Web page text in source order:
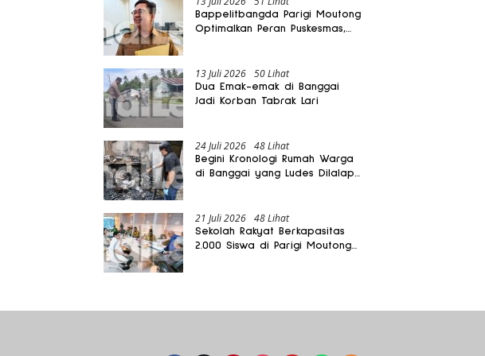
Bappelitbangda Parigi Moutong
Optimalkan Peran Puskesmas,
13 Juli 2026 50 Lihat
Dua Emak-emak di Banggai
Jadi Korban Tabrak Lari
24 Juli 2026 48 Lihat
Begini Kronologi Rumah Warga
di Banggai yang Ludes Dilalap
21 Juli 2026 48 Lihat
Sekolah Rakyat Berkapasitas
2.000 Siswa di Parigi Moutong